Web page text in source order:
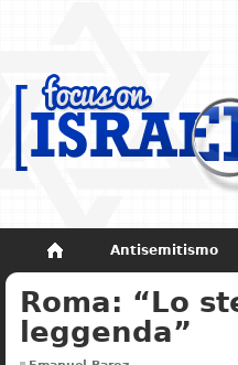
Antisemitismo
Non dimenticare Storia
Roma: “Lo
leggenda”